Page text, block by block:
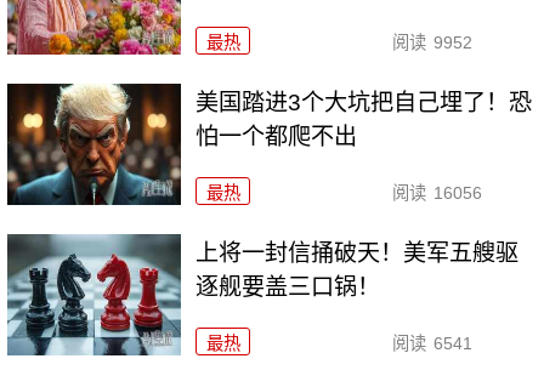
最热 阅读 9952
美国踏进3个大坑把自己埋了！恐
怕一个都爬不出
最热 阅读 16056
上将一封信捅破天！美军五艘驱
逐舰要盖三口锅！
最热 阅读 6541